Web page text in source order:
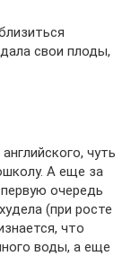
свои плоды,
чуть
А еще за
очередь
(при росте
что
воды, а еще